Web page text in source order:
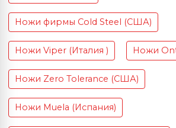
Ножи фирмы Cold Steel (США)
Ножи Viper (Италия ) Ножи
Ножи Zero Tolerance (США)
Ножи Muela (Испания)